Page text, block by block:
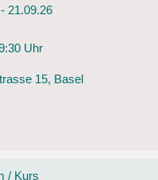
21.09.26
Uhr
15, Basel
/ Kurs